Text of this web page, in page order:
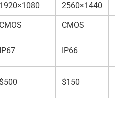
1920×1080 2560×1440
CMOS CMOS
IP67 IP66
$500 $150